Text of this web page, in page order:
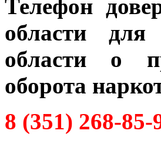
Телефон
области
области о
оборота
8 (351) 268-85-